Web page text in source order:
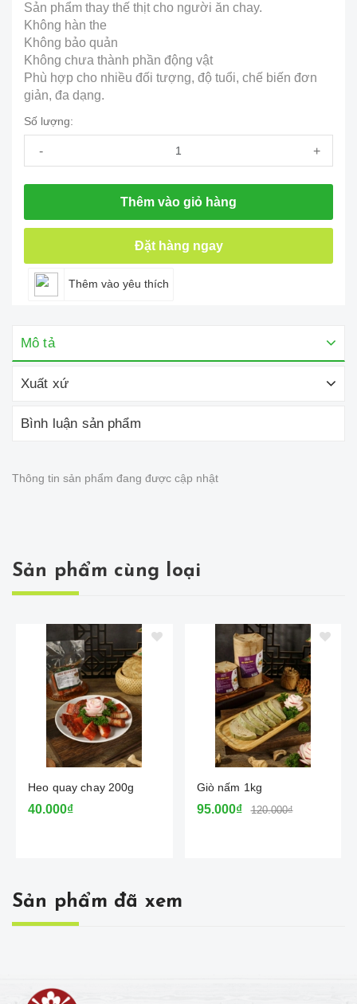
Sản phẩm thay thế thịt cho người ăn chay.
Không hàn the
Không bảo quản
Không chưa thành phần động vật
Phù hợp cho nhiều đối tượng, độ tuổi, chế biến đơn
giản, đa dạng.
Số lượng:
- +
Thêm vào giỏ hàng
Đặt hàng ngay
Thêm vào yêu thích
Mô tả
Xuất xứ
Bình luận sản phẩm
Thông tin sản phẩm đang được cập nhật
Sản phẩm cùng loại
Heo quay chay 200g
40.000₫
Giò nấm 1kg
95.000₫ 120.000₫
Sản phẩm đã xem